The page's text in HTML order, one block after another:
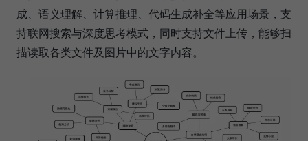
成、语义理解、计算推理、代码生成补全等应用场景，支
持联网搜索与深度思考模式，同时支持文件上传，能够扫
描读取各类文件及图片中的文字内容。